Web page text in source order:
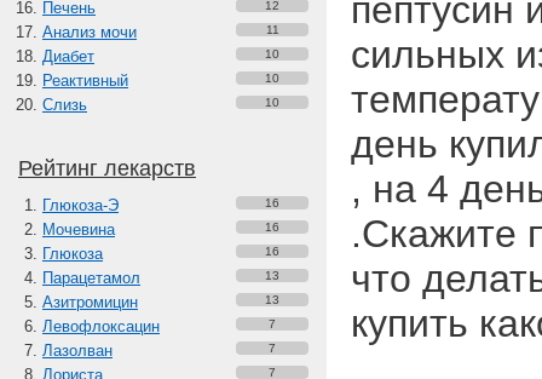
Печень 12
Анализ мочи 11
Диабет 10
Реактивный 10
Слизь 10
Рейтинг лекарств
Глюкоза-Э 16
Мочевина 16
Глюкоза 16
Парацетамол 13
Азитромицин 13
Левофлоксацин 7
Лазолван 7
Лориста 7
пептусин
сильных
день
, на 4
.Скажите
что
купить